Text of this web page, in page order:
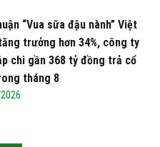
“Vua sữa đậu nành” Việt
trưởng hơn 34%, công ty
chi gần 368 tỷ đồng trả cổ
tháng 8